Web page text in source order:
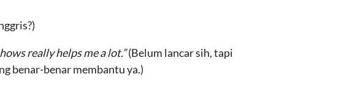
really helps me a lot.”(Belum lancar sih, tapi
benar-benar membantu ya.)